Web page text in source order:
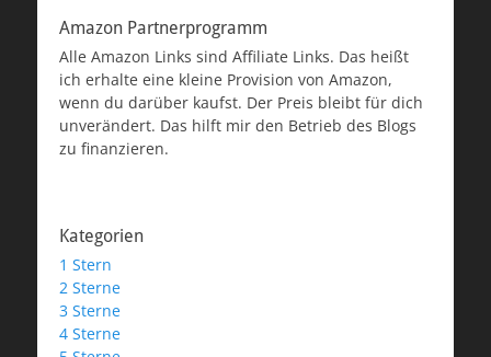
Amazon Partnerprogramm
Alle Amazon Links sind Affiliate Links. Das heißt
ich erhalte eine kleine Provision von Amazon,
wenn du darüber kaufst. Der Preis bleibt für dich
unverändert. Das hilft mir den Betrieb des Blogs
zu finanzieren.
Kategorien
1 Stern
2 Sterne
3 Sterne
4 Sterne